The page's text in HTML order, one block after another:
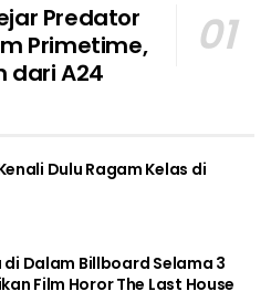
Predator
Primetime,
dari A24
Dulu Ragam Kelas di
di Dalam Billboard Selama 3
Film Horor The Last House